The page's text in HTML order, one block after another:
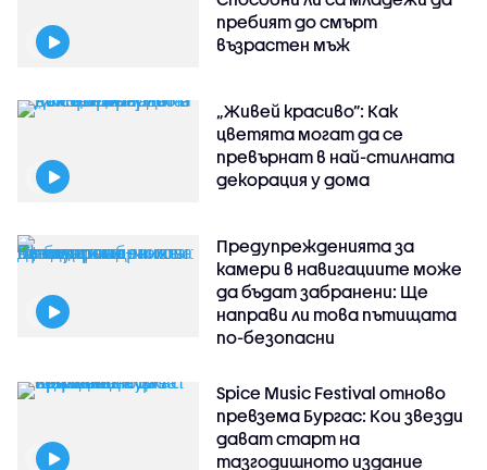
пребият до смърт
възрастен мъж
„Живей красиво”: Как
цветята могат да се
превърнат в най-стилната
декорация у дома
Предупрежденията за
камери в навигациите може
да бъдат забранени: Ще
направи ли това пътищата
по-безопасни
Spice Music Festival отново
превзема Бургас: Кои звезди
дават старт на
тазгодишното издание